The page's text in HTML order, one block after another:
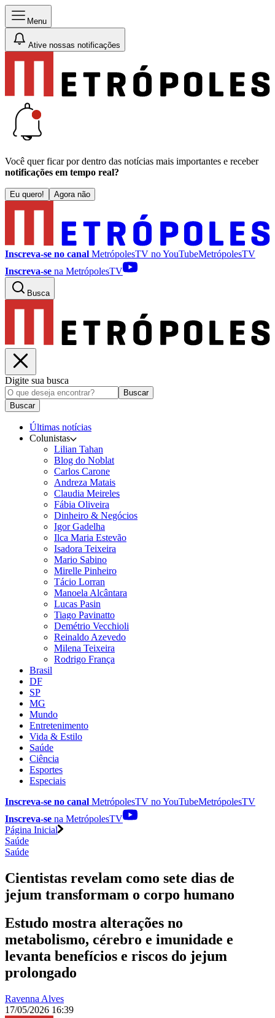
Menu
Ative nossas notificações
Você quer ficar por dentro das notícias mais importantes e receber
notificações em tempo real?
Eu quero! Agora não
Inscreva-se no canal MetrópolesTV noYouTubeMetrópolesTV
Inscreva-se na MetrópolesTV
Busca
Digite sua busca
Buscar
Buscar
Últimas notícias
Colunistas
Lilian Tahan
Blog do Noblat
Carlos Carone
Andreza Matais
Claudia Meireles
Fábia Oliveira
Dinheiro & Negócios
Igor Gadelha
Ilca Maria Estevão
Isadora Teixeira
Mario Sabino
Mirelle Pinheiro
Tácio Lorran
Manoela Alcântara
Lucas Pasin
Tiago Pavinatto
Demétrio Vecchioli
Reinaldo Azevedo
Milena Teixeira
Rodrigo França
Brasil
DF
SP
MG
Mundo
Entretenimento
Vida & Estilo
Saúde
Ciência
Esportes
Especiais
Inscreva-se no canal MetrópolesTV noYouTubeMetrópolesTV
Inscreva-se na MetrópolesTV
Página Inicial
Saúde
Saúde
Cientistas revelam como sete dias de
jejum transformam o corpo humano
Estudo mostra alterações no
metabolismo, cérebro e imunidade e
levanta benefícios e riscos do jejum
prolongado
Ravenna Alves
17/05/2026 16:39